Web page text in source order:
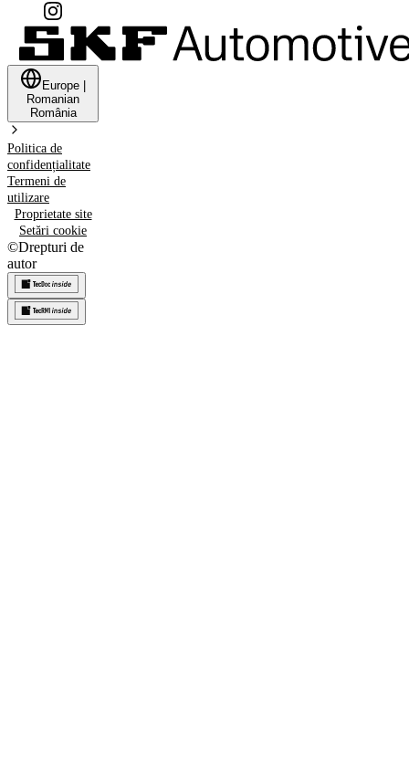
Europe
Romanian
România
Politica de
confidențialitate
Termeni de
utilizare
Proprietate site
Setări cookie
©Drepturi de
autor